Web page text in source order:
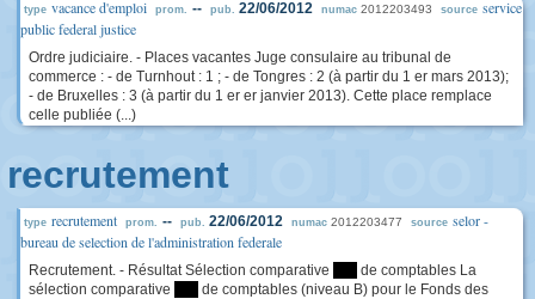
type vacance d'emploi prom. -- pub. 22/06/2012 numac 2012203493 source service
public federal justice
Ordre judiciaire. - Places vacantes Juge consulaire au tribunal de
commerce : - de Turnhout : 1 ; - de Tongres : 2 (à partir du 1 er mars 2013);
- de Bruxelles : 3 (à partir du 1 er er janvier 2013). Cette place remplace
celle publiée (...)
recrutement
type recrutement prom. -- pub. 22/06/2012 numac 2012203477 source selor -
bureau de selection de l'administration federale
Recrutement. - Résultat Sélection comparative
de comptables La
sélection comparative
de comptables (niveau B) pour le Fonds des